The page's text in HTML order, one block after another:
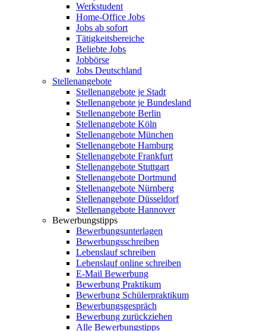
Werkstudent
Home-Office Jobs
Jobs ab sofort
Tätigkeitsbereiche
Beliebte Jobs
Jobbörse
Jobs Deutschland
Stellenangebote
Stellenangebote je Stadt
Stellenangebote je Bundesland
Stellenangebote Berlin
Stellenangebote Köln
Stellenangebote München
Stellenangebote Hamburg
Stellenangebote Frankfurt
Stellenangebote Stuttgart
Stellenangebote Dortmund
Stellenangebote Nürnberg
Stellenangebote Düsseldorf
Stellenangebote Hannover
Bewerbungstipps
Bewerbungsunterlagen
Bewerbungsschreiben
Lebenslauf schreiben
Lebenslauf online schreiben
E-Mail Bewerbung
Bewerbung Praktikum
Bewerbung Schülerpraktikum
Bewerbungsgespräch
Bewerbung zurückziehen
Alle Bewerbungstipps